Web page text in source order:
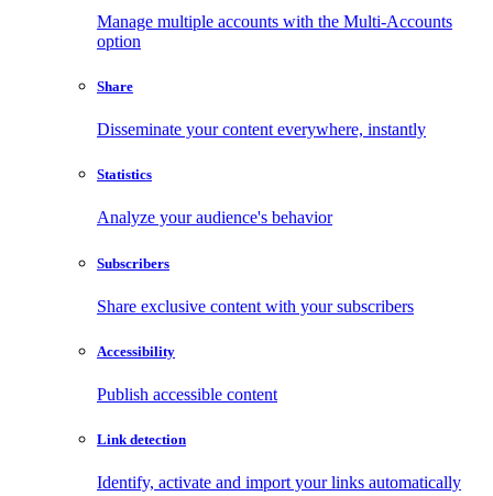
Manage multiple accounts with the Multi-Accounts
option
Share
Disseminate your content everywhere, instantly
Statistics
Analyze your audience's behavior
Subscribers
Share exclusive content with your subscribers
Accessibility
Publish accessible content
Link detection
Identify, activate and import your links automatically